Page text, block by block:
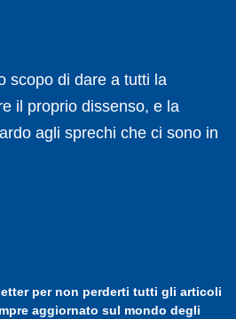
scopo di dare a tutti la
il proprio dissenso, e la
agli sprechi che ci sono in
per non perderti tutti gli articoli
aggiornato sul mondo degli